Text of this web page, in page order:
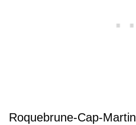
Roquebrune-Cap-Martin